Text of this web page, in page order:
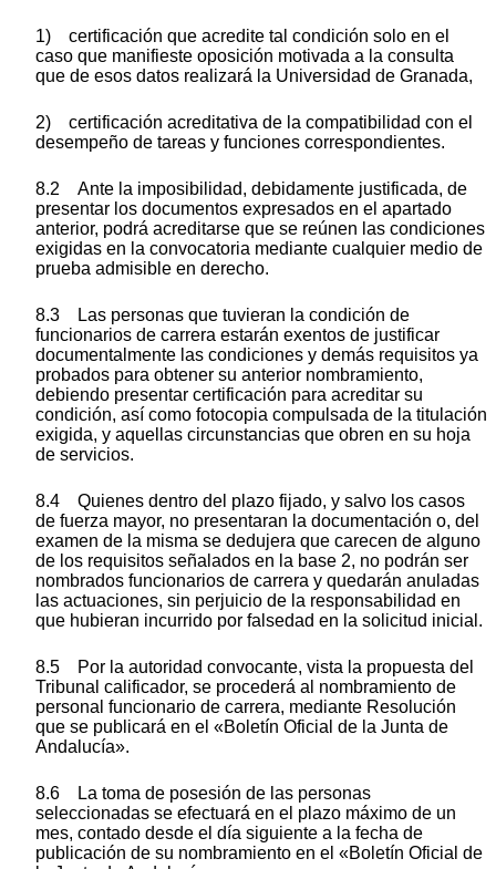
1) certificación que acredite tal condición solo en el
caso que manifieste oposición motivada a la consulta
que de esos datos realizará la Universidad de Granada,
2) certificación acreditativa de la compatibilidad con el
desempeño de tareas y funciones correspondientes.
8.2 Ante la imposibilidad, debidamente justificada, de
presentar los documentos expresados en el apartado
anterior, podrá acreditarse que se reúnen las condiciones
exigidas en la convocatoria mediante cualquier medio de
prueba admisible en derecho.
8.3 Las personas que tuvieran la condición de
funcionarios de carrera estarán exentos de justificar
documentalmente las condiciones y demás requisitos ya
probados para obtener su anterior nombramiento,
debiendo presentar certificación para acreditar su
condición, así como fotocopia compulsada de la titulación
exigida, y aquellas circunstancias que obren en su hoja
de servicios.
8.4 Quienes dentro del plazo fijado, y salvo los casos
de fuerza mayor, no presentaran la documentación o, del
examen de la misma se dedujera que carecen de alguno
de los requisitos señalados en la base 2, no podrán ser
nombrados funcionarios de carrera y quedarán anuladas
las actuaciones, sin perjuicio de la responsabilidad en
que hubieran incurrido por falsedad en la solicitud inicial.
8.5 Por la autoridad convocante, vista la propuesta del
Tribunal calificador, se procederá al nombramiento de
personal funcionario de carrera, mediante Resolución
que se publicará en el «Boletín Oficial de la Junta de
Andalucía».
8.6 La toma de posesión de las personas
seleccionadas se efectuará en el plazo máximo de un
mes, contado desde el día siguiente a la fecha de
publicación de su nombramiento en el «Boletín Oficial de